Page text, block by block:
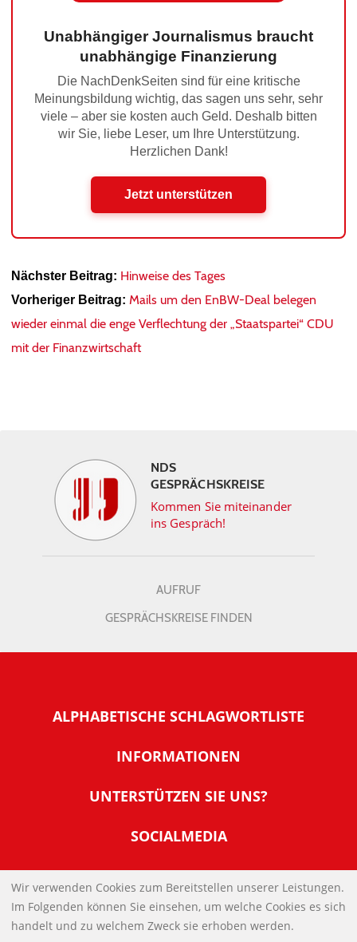
Unabhängiger Journalismus braucht
unabhängige Finanzierung
Die NachDenkSeiten sind für eine kritische
Meinungsbildung wichtig, das sagen uns sehr, sehr
viele – aber sie kosten auch Geld. Deshalb bitten
wir Sie, liebe Leser, um Ihre Unterstützung.
Herzlichen Dank!
Jetzt unterstützen
Nächster Beitrag: Hinweise des Tages
Vorheriger Beitrag: Mails um den EnBW-Deal belegen
wieder einmal die enge Verflechtung der „Staatspartei“ CDU
mit der Finanzwirtschaft
NDS
GESPRÄCHSKREISE
Kommen Sie miteinander
ins Gespräch!
AUFRUF
GESPRÄCHSKREISE FINDEN
ALPHABETISCHE SCHLAGWORTLISTE
INFORMATIONEN
Warum NachDenkSeiten
Tipps zur Nutzung der NachDenkSeiten
Banner und E-Mail-Signaturen
Links
Kontakt
UNTERSTÜTZEN SIE UNS?
Werden Sie Fördermitglied
Spenden Sie Online
SOCIALMEDIA
IMPRESSUM
DATENSCHUTZERKLÄRUNG
Wir verwenden Cookies zum Bereitstellen unserer Leistungen.
Im Folgenden können Sie einsehen, um welche Cookies es sich
handelt und zu welchem Zweck sie erhoben werden.